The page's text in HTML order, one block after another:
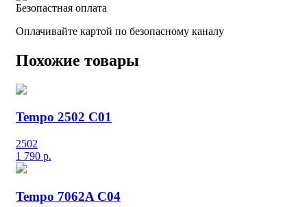
Безопастная оплата
Оплачивайте картой по безопасному каналу
Похожие товары
Tempo 2502 C01
2502
1 790 р.
Tempo 7062A C04